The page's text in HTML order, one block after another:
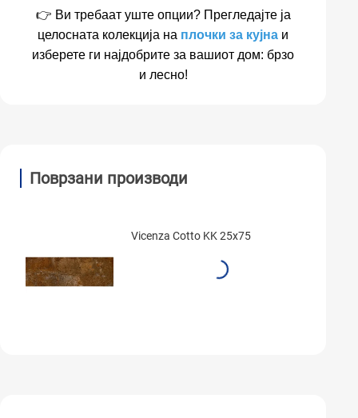
👉 Ви требаат уште опции? Прегледајте ја
целосната колекција на плочки за кујна и
изберете ги најдобрите за вашиот дом: брзо
и лесно!
Поврзани производи
Vicenza Cotto KK 25x75